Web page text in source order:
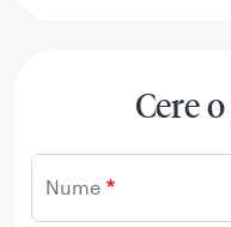
Cere
Nume